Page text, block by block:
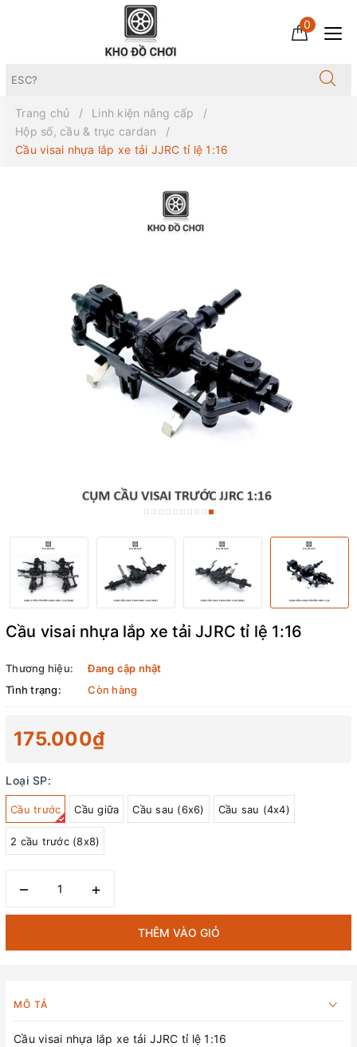
0
Trang chủ
Linh kiện nâng cấp
Hộp số, cầu & trục cardan
Cầu visai nhựa lắp xe tải JJRC tỉ lệ 1:16
Cầu visai nhựa lắp xe tải JJRC tỉ lệ 1:16
Thương hiệu:
Đang cập nhật
Tình trạng:
Còn hàng
175.000₫
Loại SP:
Cầu trước Cầu giữa Cầu sau (6x6) Cầu sau (4x4)
2 cầu trước (8x8)
– +
THÊM VÀO GIỎ
MÔ TẢ
Cầu visai nhựa lắp xe tải JJRC tỉ lệ 1:16